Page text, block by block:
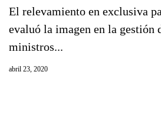
El relevamiento en exclusiva
evaluó la imagen en la gestión
ministros...
abril 23, 2020